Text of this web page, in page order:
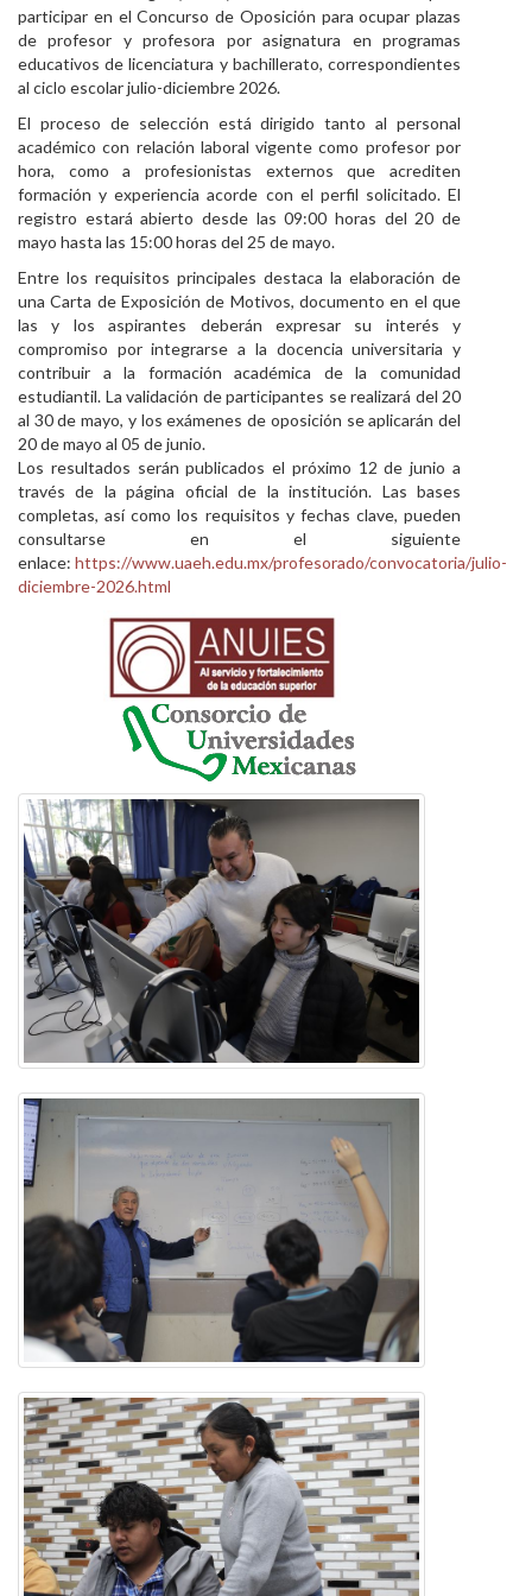
Personal
Alumni
Visitantes
participar en el Concurso de Oposición para ocupar plazas
de profesor y profesora por asignatura en programas
educativos de licenciatura y bachillerato, correspondientes
al ciclo escolar julio-diciembre 2026.
El proceso de selección está dirigido tanto al personal
académico con relación laboral vigente como profesor por
hora, como a profesionistas externos que acrediten
formación y experiencia acorde con el perfil solicitado. El
registro estará abierto desde las 09:00 horas del 20 de
mayo hasta las 15:00 horas del 25 de mayo.
Entre los requisitos principales destaca la elaboración de
una Carta de Exposición de Motivos, documento en el que
las y los aspirantes deberán expresar su interés y
compromiso por integrarse a la docencia universitaria y
contribuir a la formación académica de la comunidad
estudiantil. La validación de participantes se realizará del 20
al 30 de mayo, y los exámenes de oposición se aplicarán del
20 de mayo al 05 de junio.
Los resultados serán publicados el próximo 12 de junio a
través de la página oficial de la institución. Las bases
completas, así como los requisitos y fechas clave, pueden
consultarse en el siguiente
enlace: https://www.uaeh.edu.mx/profesorado/convocatoria/julio-
diciembre-2026.html